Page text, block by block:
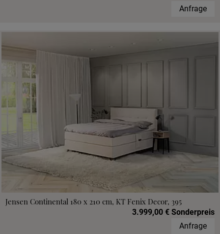
Anfrage
Jensen Continental 180 x 210 cm, KT Fenix Decor, 395
3.999,00 € Sonderpreis
Anfrage